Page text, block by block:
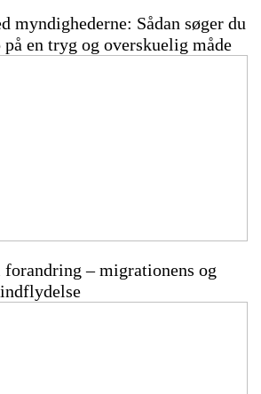
myndighederne: Sådan søger du
en tryg og overskuelig måde
– migrationens og